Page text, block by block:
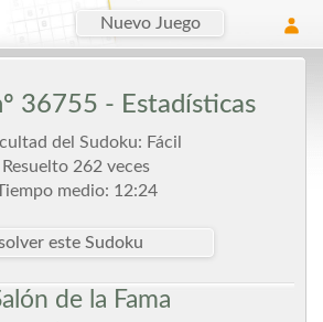
Nuevo Juego
36755 - Estadísticas
del Sudoku: Fácil
Resuelto 262 veces
medio: 12:24
este Sudoku
de la Fama